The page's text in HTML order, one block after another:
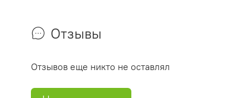
Отзывы
Отзывов еще никто не оставлял